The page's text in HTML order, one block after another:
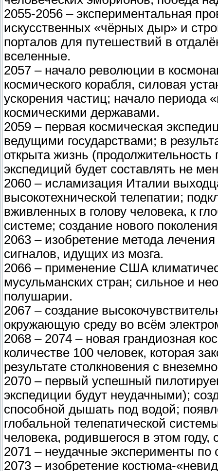
2055-2056 – экспериментальная
искусственных «чёрных дыр» и
порталов для путешествий в
вселенные.
2057 – начало революции в
космического корабля, силовая
ускорения частиц; начало периода
космическими державами.
2059 – первая космическая
ведущими государствами; в
открыта жизнь
экспедиций будет составлять не
2060 – исламизация Италии
высокотехнической телепатии;
вживленных в голову человека, к
системе; создание нового
2063 – изобретение метода
сигналов, идущих из мозга.
2066 – применение США
мусульманских стран; сильное и
полушарии.
2067 – создание
окружающую среду во всём
2068 – 2074 – новая грандиозная
количестве 100 человек, которая
результате столкновения с
2070 – первый успешный
экспедиции будут неудачными);
способной дышать под водой;
глобальной телепатической
человека, родившегося в этом году,
2071 – неудачные эксперименты по
2073 – изобретение костюма-